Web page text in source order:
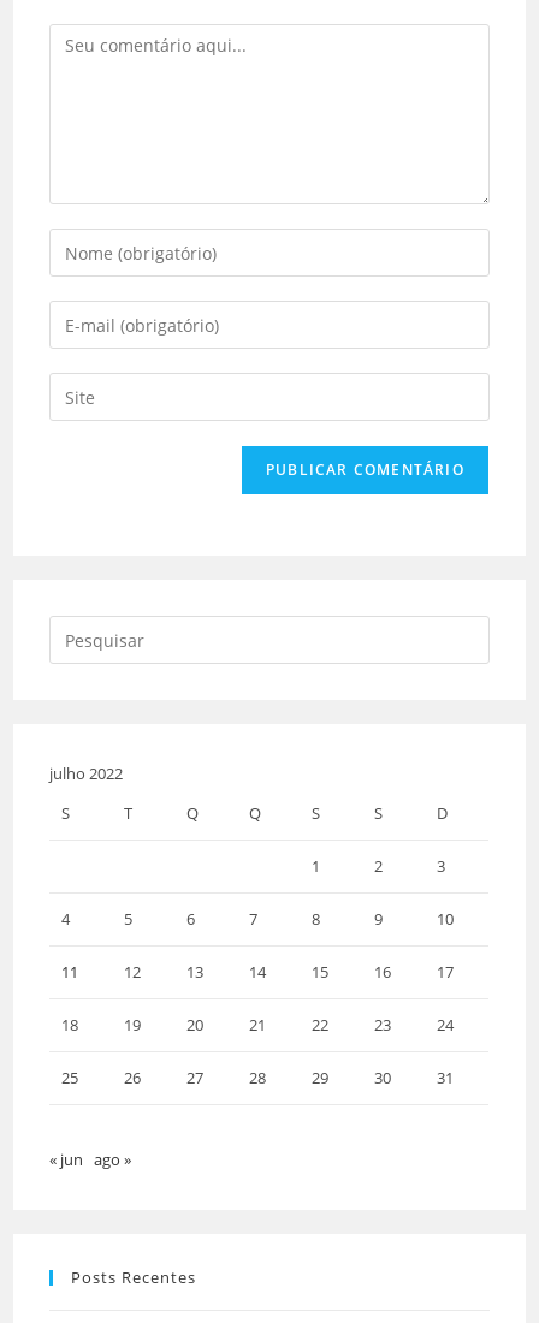
julho 2022
S
T Q Q S S D
1 2 3
4 5 6 7 8 9 10
11 12 13 14 15 16 17
18 19 20 21 22 23 24
25 26 27 28 29 30 31
« jun ago »
Posts Recentes